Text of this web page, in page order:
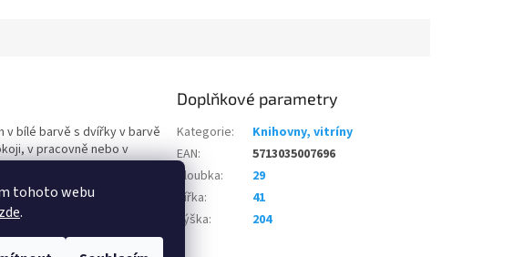
tohoto webu
zde.
v bílé barvě s dvířky v barvě
v pracovně nebo v
tvoří otevřené police. Korpus
také v dalším
ze stejné
Doplňkové parametry
Kategorie:
Knihovny, vitríny
EAN:
5713035007696
Hloubka:
29
Šířka:
41
Výška: 204